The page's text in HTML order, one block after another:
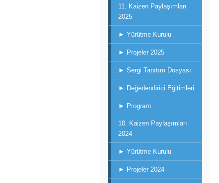
11. Kaizen Paylaşımları
2025
► Yürütme Kurulu
► Projeler 2025
► Sergi Tanıtım Dosyası
► Değerlendirici Eğitimleri
► Program
10. Kaizen Paylaşımları
2024
► Yürütme Kurulu
► Projeler 2024